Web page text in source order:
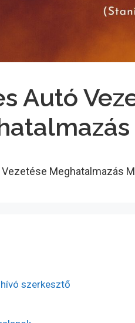
Autó
Meghatalmazás
szerkesztő